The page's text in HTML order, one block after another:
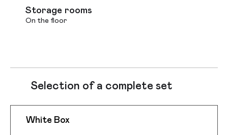
Storage rooms
On the floor
Selection of a complete set
White Box